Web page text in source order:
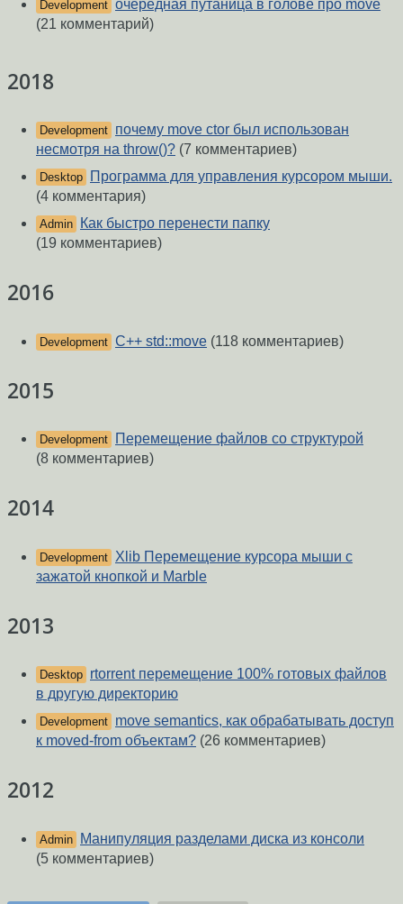
Development очередная путаница в голове про move
(21 комментарий)
2018
Development почему move ctor был использован
несмотря на throw()? (7 комментариев)
Desktop
Программа для управления курсором мыши.
(4 комментария)
Admin
Как быстро перенести папку
(19 комментариев)
2016
Development C++ std::move (118 комментариев)
2015
Development
Перемещение файлов со структурой
(8 комментариев)
2014
Development Xlib Перемещение курсора мыши с
зажатой кнопкой и Marble
2013
Desktop rtorrent перемещение 100% готовых файлов
в другую директорию
Development move semantics, как обрабатывать доступ
к moved-from объектам? (26 комментариев)
2012
Admin
Манипуляция разделами диска из консоли
(5 комментариев)